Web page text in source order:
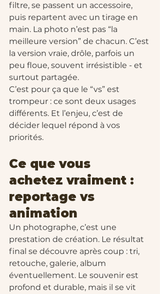
filtre, se passent un accessoire,
puis repartent avec un tirage en
main. La photo n’est pas “la
meilleure version” de chacun. C’est
la version vraie, drôle, parfois un
peu floue, souvent irrésistible - et
surtout partagée.
C’est pour ça que le “vs” est
trompeur : ce sont deux usages
différents. Et l’enjeu, c’est de
décider lequel répond à vos
priorités.
Ce que vous
achetez vraiment :
reportage vs
animation
Un photographe, c’est une
prestation de création. Le résultat
final se découvre après coup : tri,
retouche, galerie, album
éventuellement. Le souvenir est
profond et durable, mais il se vit